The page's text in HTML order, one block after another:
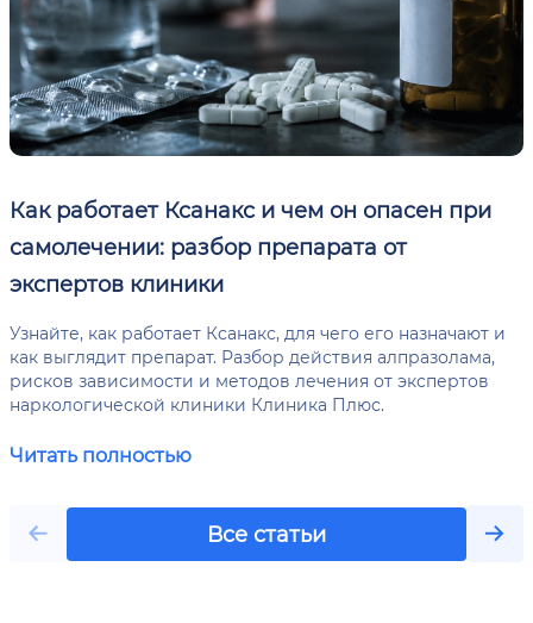
Как работает Ксанакс и чем он опасен при
самолечении: разбор препарата от
экспертов клиники
Узнайте, как работает Ксанакс, для чего его назначают и
как выглядит препарат. Разбор действия алпразолама,
рисков зависимости и методов лечения от экспертов
наркологической клиники Клиника Плюс.
Читать полностью
Все статьи